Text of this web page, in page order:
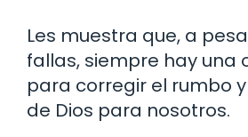
Les muestra que, a
fallas, siempre hay una
para corregir el rumbo
de Dios para nosotros.